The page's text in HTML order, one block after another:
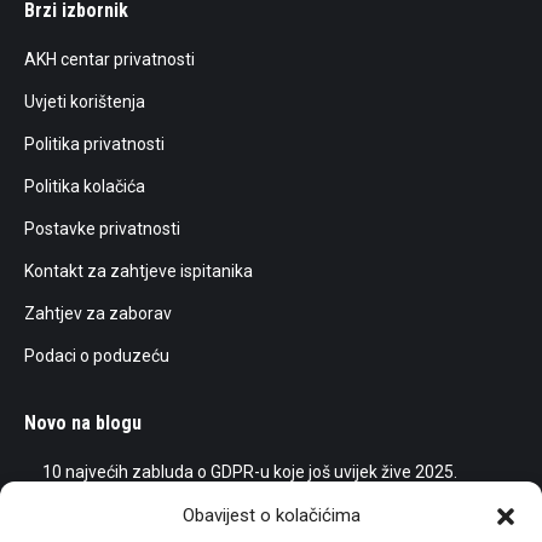
Obavijest o kolačićima
opens
in
window
opens
in
window
opens
window
in
Brzi izbornik
AKH centar privatnosti
Uvjeti korištenja
Politika privatnosti
Politika kolačića
Postavke privatnosti
Kontakt za zahtjeve ispitanika
Zahtjev za zaborav
Podaci o poduzeću
Novo na blogu
10 najvećih zabluda o GDPR-u koje još uvijek žive 2025.